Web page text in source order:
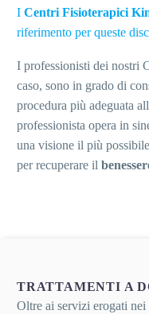
I Centri Fisioterapici
riferimento per queste
I professionisti dei nostri
caso, sono in grado di
procedura più adeguata
professionista opera in
una visione il più
per recuperare il
TRATTAMENTI A
Oltre ai servizi erogati